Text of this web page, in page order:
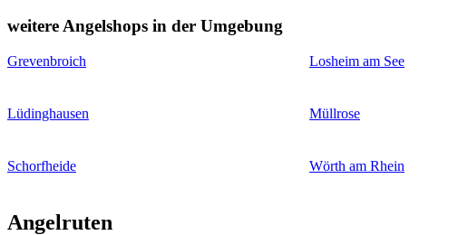
weitere Angelshops in der Umgebung
Grevenbroich Losheim am See
Lüdinghausen Müllrose
Schorfheide Wörth am Rhein
Angelruten